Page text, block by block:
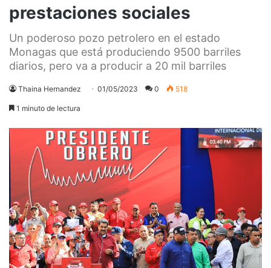
prestaciones sociales
Un poderoso pozo petrolero en el estado
Monagas que está produciendo 9500 barriles
diarios, pero va a producir a 20 mil barriles
Thaina Hernandez 01/05/2023 0 518
1 minuto de lectura